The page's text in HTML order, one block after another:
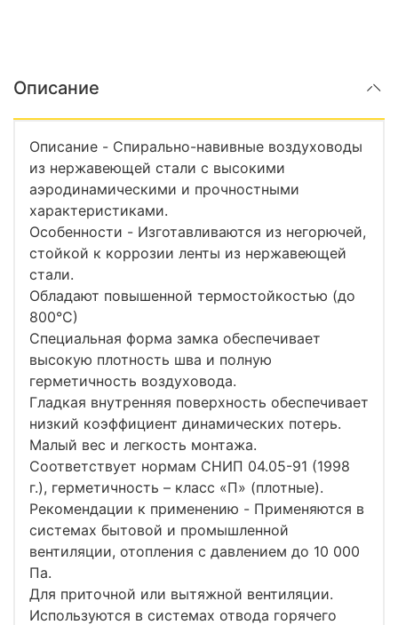
Описание
Описание - Спирально-навивные воздуховоды
из нержавеющей стали с высокими
аэродинамическими и прочностными
характеристиками.
Особенности - Изготавливаются из негорючей,
стойкой к коррозии ленты из нержавеющей
стали.
Обладают повышенной термостойкостью (до
800°С)
Специальная форма замка обеспечивает
высокую плотность шва и полную
герметичность воздуховода.
Гладкая внутренняя поверхность обеспечивает
низкий коэффициент динамических потерь.
Малый вес и легкость монтажа.
Соответствует нормам СНИП 04.05-91 (1998
г.), герметичность – класс «П» (плотные).
Рекомендации к применению - Применяются в
системах бытовой и промышленной
вентиляции, отопления с давлением до 10 000
Па.
Для приточной или вытяжной вентиляции.
Используются в системах отвода горячего